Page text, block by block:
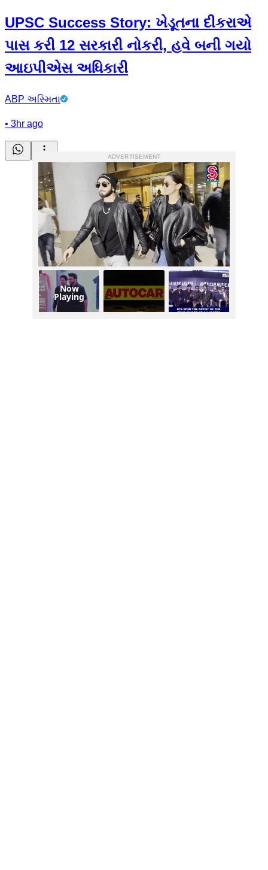
UPSC Success Story: ખેડૂતના દીકરાએ
પાસ કરી 12 સરકારી નોકરી, હવે બની ગયો
આઇપીએસ અધિકારી
ABP અસ્મિતા
• 3hr ago
ADVERTISEMENT
Now
Playing